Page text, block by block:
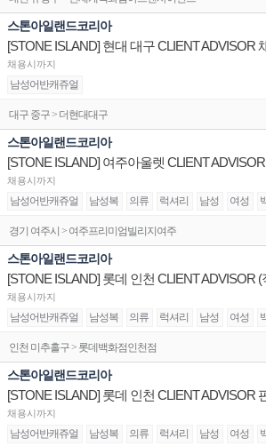
스톤아일랜드코리아
[STONE ISLAND] 현대 대구 CLIENT ADVISOR
채용시까지
남성어반캐쥬얼
대구 중구 > 더현대대구
스톤아일랜드코리아
채용시까지
남성어반캐쥬얼 남성복 의류 럭셔리 남성 여성
경기 여주시 > 여주프리미엄빌리지여주
스톤아일랜드코리아
채용시까지
남성어반캐쥬얼 남성복 의류 럭셔리 남성 여성
인천 미추홀구 > 롯데백화점인천점
스톤아일랜드코리아
[STONE ISLAND] 롯데 인천 CLIENT ADVISOR
채용시까지
남성어반캐쥬얼 남성복 의류 럭셔리 남성 여성